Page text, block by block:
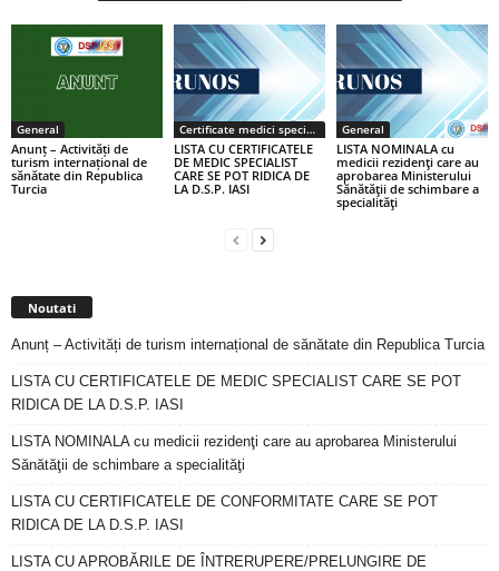
General
Anunț – Activități de
turism internațional de
sănătate din Republica
Turcia
Certificate medici specialiști / primari
LISTA CU CERTIFICATELE
DE MEDIC SPECIALIST
CARE SE POT RIDICA DE
LA D.S.P. IASI
General
LISTA NOMINALA cu
medicii rezidenţi care au
aprobarea Ministerului
Sănătăţii de schimbare a
specialităţi
Noutati
Anunț – Activități de turism internațional de sănătate din Republica Turcia
LISTA CU CERTIFICATELE DE MEDIC SPECIALIST CARE SE POT
RIDICA DE LA D.S.P. IASI
LISTA NOMINALA cu medicii rezidenţi care au aprobarea Ministerului
Sănătăţii de schimbare a specialităţi
LISTA CU CERTIFICATELE DE CONFORMITATE CARE SE POT
RIDICA DE LA D.S.P. IASI
LISTA CU APROBĂRILE DE ÎNTRERUPERE/PRELUNGIRE DE